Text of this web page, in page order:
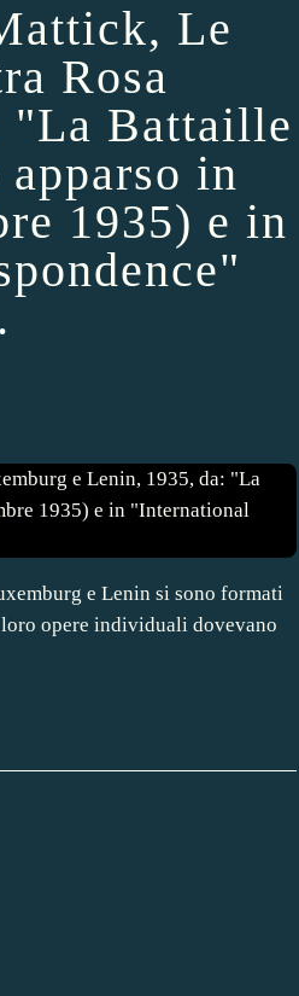
Le
Rosa
"La Battaille
in
1935) e in
e Lenin si sono formati
opere individuali dovevano